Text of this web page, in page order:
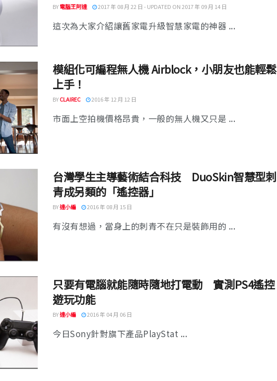
BY電腦王阿達 2017 年 08 月 22 日 - UPDATED ON 2017 年 09 月 14 日
這次為大家介紹讓舊家電升級智慧家電的神器 ...
模組化可編程無人機 Airblock，小朋友也能輕鬆
上手！
BYCLAIREC 2016 年 12 月 12 日
市面上空拍機價格昂貴，一般的無人機又只是 ...
台灣學生主導藝術結合科技 DuoSkin智慧型刺
青成另類的「遙控器」
BY達小編 2016 年 08 月 15 日
有沒有想過，當身上的刺青不在只是裝飾用的 ...
只要有電腦就能隨時隨地打電動 實測PS4遙控
遊玩功能
BY達小編 2016 年 04 月 06 日
今日Sony針對旗下產品PlayStat ...